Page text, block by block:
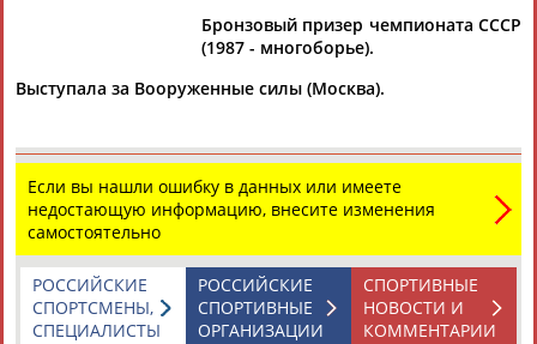
АББАТЕ-
АББЯСОВА
АБДИКАРИМОВА
Бронзовый призер чемпионата СССР
(1987 - многоборье).
Выступала за Вооруженные силы (Москва).
Если вы нашли ошибку в данных или имеете
недостающую информацию, внесите изменения
самостоятельно
СПОРТИВНЫЕ
НОВОСТИ И
КОММЕНТАРИИ
РОССИЙСКИЕ
СПОРТИВНЫЕ
ОРГАНИЗАЦИИ
РОССИЙСКИЕ
СПОРТСМЕНЫ,
СПЕЦИАЛИСТЫ